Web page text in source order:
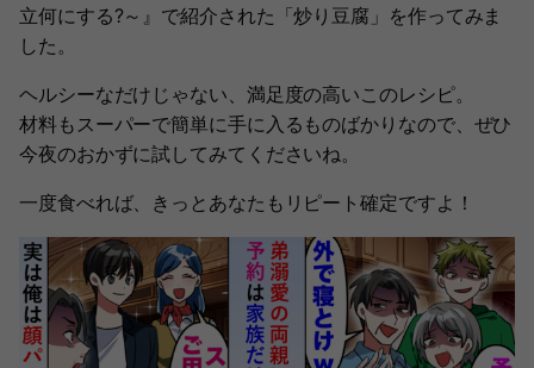
立何にする?～』で紹介された「炒り豆腐」を作ってみま
した。
ヘルシーなだけじゃない、満足度の高いこのレシピ。
材料もスーパーで簡単に手に入るものばかりなので、ぜひ
今夜のおかずに試してみてくださいね。
一度食べれば、きっとあなたもリピート確定ですよ！